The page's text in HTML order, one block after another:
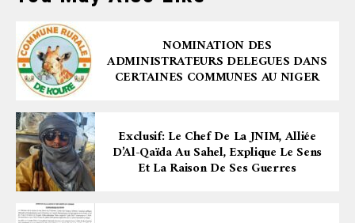
NOMINATION DES
ADMINISTRATEURS DELEGUES DANS
CERTAINES COMMUNES AU NIGER
Exclusif: Le Chef De La JNIM, Alliée
D’Al-Qaïda Au Sahel, Explique Le Sens
Et La Raison De Ses Guerres